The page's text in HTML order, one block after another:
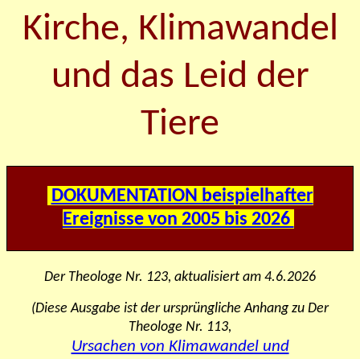
Kirche, Klimawandel
und das Leid der
Tiere
DOKUMENTATION beispielhafter
Ereignisse von 2005 bis 2026
Der Theologe Nr. 123, aktualisiert am 4.6.2026
(Diese Ausgabe ist der ursprüngliche Anhang zu Der
Theologe Nr. 113,
Ursachen von Klimawandel und